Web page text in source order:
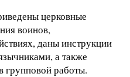
церковные
воинов,
даны инструкции
а также
групповой работы.